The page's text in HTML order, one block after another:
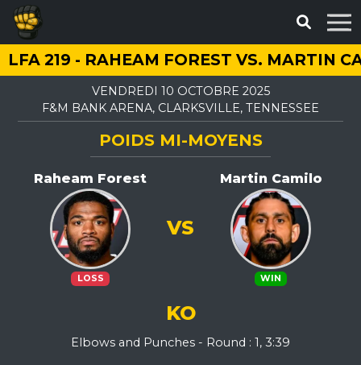
LFA 219 - RAHEAM FOREST VS. MARTIN
VENDREDI 10 OCTOBRE 2025
F&M BANK ARENA, CLARKSVILLE, TENNESSEE
POIDS MI-MOYENS
Raheam Forest
LOSS
Martin Camilo
WIN
VS
KO
Elbows and Punches - Round : 1, 3:39